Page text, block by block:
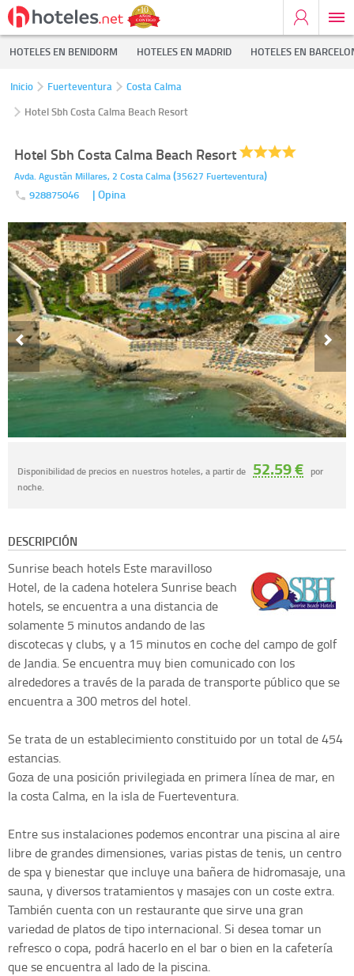
HOTELES EN BENIDORM HOTELES EN MADRID HOTELES EN
Inicio Fuerteventura
Costa Calma
Hotel Sbh Costa Calma Beach Resort
Hotel Sbh Costa Calma Beach Resort
Avda. Agustã­n Millares, 2 Costa Calma(35627 Fuerteventura)
928875046 | Opina
Disponibilidad de precios en nuestros hoteles, a partir de 52.59 € por
noche.
DESCRIPCIÓN
Sunrise beach hotels Este maravilloso
Hotel, de la cadena hotelera Sunrise beach
hotels, se encuentra a una distancia de
solamente 5 minutos andando de las
discotecas y clubs, y a 15 minutos en coche del campo de golf
de Jandia. Se encuentra muy bien comunicado con los
alrededores a través de la parada de transporte público que se
encuentra a 300 metros del hotel.
Se trata de un establecimiento constituido por un total de 454
estancias.
Goza de una posición privilegiada en primera línea de mar, en
la costa Calma, en la isla de Fuerteventura.
Entre sus instalaciones podemos encontrar una piscina al aire
libre de grandes dimensiones, varias pistas de tenis, un centro
de spa y bienestar que incluye una bañera de hidromasaje, una
sauna, y diversos tratamientos y masajes con un coste extra.
También cuenta con un restaurante que sirve una gran
variedad de platos de tipo internacional. Si desea tomar un
refresco o copa, podrá hacerlo en el bar o bien en la cafetería
que se encuentra al lado de la piscina.